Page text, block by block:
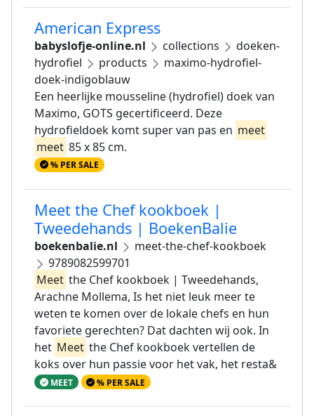
American Express
babyslofje-online.nl collections
doeken-
hydrofiel
products
maximo-hydrofiel-
doek-indigoblauw
Een heerlijke mousseline (hydrofiel) doek van
Maximo, GOTS gecertificeerd. Deze
hydrofieldoek komt super van pas en meet
meet 85 x 85 cm.
% PER SALE
Meet the Chef kookboek |
Tweedehands | BoekenBalie
boekenbalie.nl
meet-the-chef-kookboek
9789082599701
Meet the Chef kookboek | Tweedehands,
Arachne Mollema, Is het niet leuk meer te
weten te komen over de lokale chefs en hun
favoriete gerechten? Dat dachten wij ook. In
het Meet the Chef kookboek vertellen de
koks over hun passie voor het vak, het resta&
MEET % PER SALE